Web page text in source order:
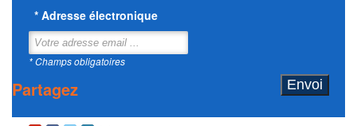
* Adresse électronique
* Champs obligatoires
Partagez